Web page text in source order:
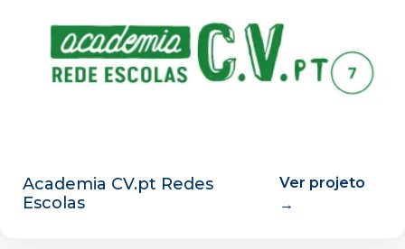
Academia CV.pt Redes
Escolas
Ver projeto
→